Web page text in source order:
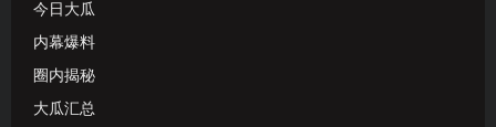
今日大瓜
内幕爆料
圈内揭秘
大瓜汇总